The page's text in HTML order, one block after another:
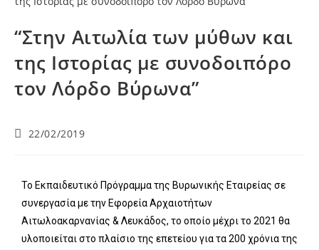
“Στην Αιτωλία των μύθων και
της Ιστορίας με συνοδοιπόρο
τον Λόρδο Βύρωνα”
22/02/2019
Το Εκπαιδευτικό Πρόγραμμα της Βυρωνικής Εταιρείας σε
συνεργασία με την Εφορεία Αρχαιοτήτων
Αιτωλοακαρνανίας & Λευκάδος, το οποίο μέχρι το 2021 θα
υλοποιείται στο πλαίσιο της επετείου για τα 200 χρόνια της